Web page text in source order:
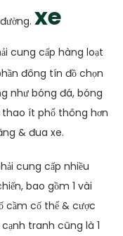
xe
cung cấp hàng loạt
đông tín đồ chọn
như bóng đá, bóng
thao ít phổ thông hơn
& đua xe.
cung cấp nhiều
bao gồm 1 vài
cầm cố thể & cược
tranh cũng là 1